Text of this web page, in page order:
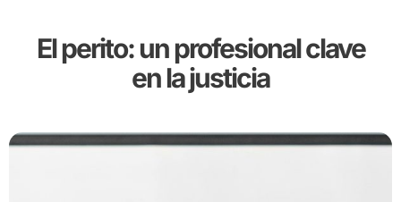
El perito: un profesional clave
en la justicia